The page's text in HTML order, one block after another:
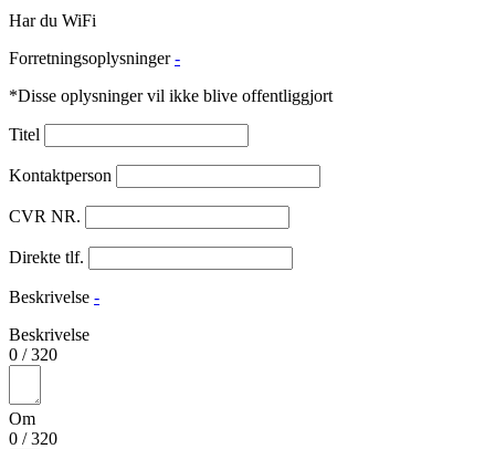
Har du WiFi
Forretningsoplysninger -
*Disse oplysninger vil ikke blive offentliggjort
Titel
Kontaktperson
CVR NR.
Direkte tlf.
Beskrivelse -
Beskrivelse
0 /320
Om
0 /320